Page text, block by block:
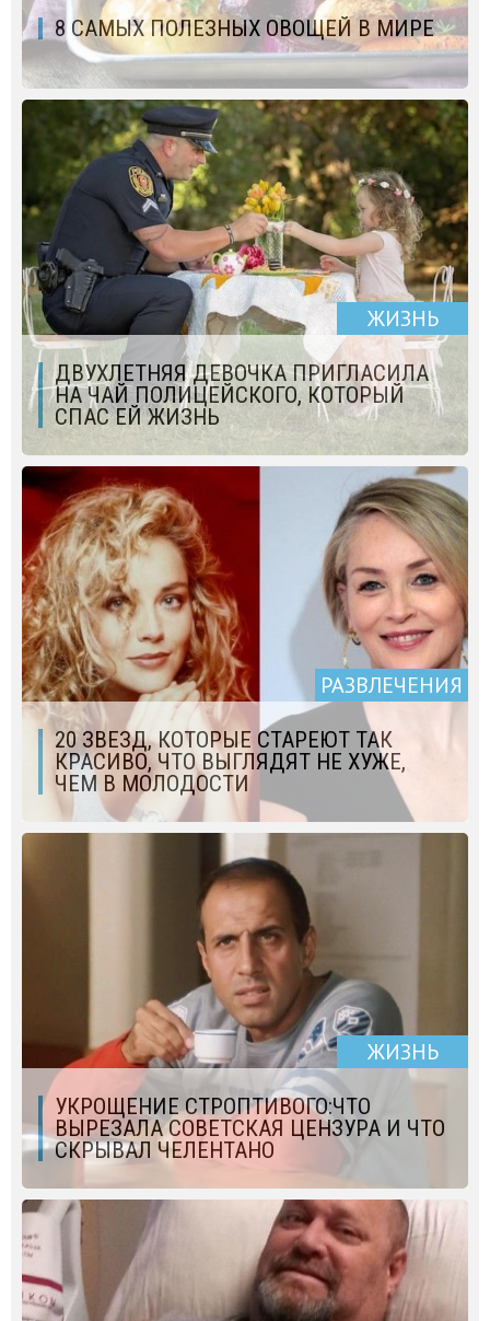
8 САМЫХ ПОЛЕЗНЫХ ОВОЩЕЙ В МИРЕ
ЖИЗНЬ
ДВУХЛЕТНЯЯ ДЕВОЧКА ПРИГЛАСИЛА
НА ЧАЙ ПОЛИЦЕЙСКОГО, КОТОРЫЙ
СПАС ЕЙ ЖИЗНЬ
РАЗВЛЕЧЕНИЯ
20 ЗВЕЗД, КОТОРЫЕ СТАРЕЮТ ТАК
КРАСИВО, ЧТО ВЫГЛЯДЯТ НЕ ХУЖЕ,
ЧЕМ В МОЛОДОСТИ
ЖИЗНЬ
УКРОЩЕНИЕ СТРОПТИВОГО:ЧТО
ВЫРЕЗАЛА СОВЕТСКАЯ ЦЕНЗУРА И ЧТО
СКРЫВАЛ ЧЕЛЕНТАНО